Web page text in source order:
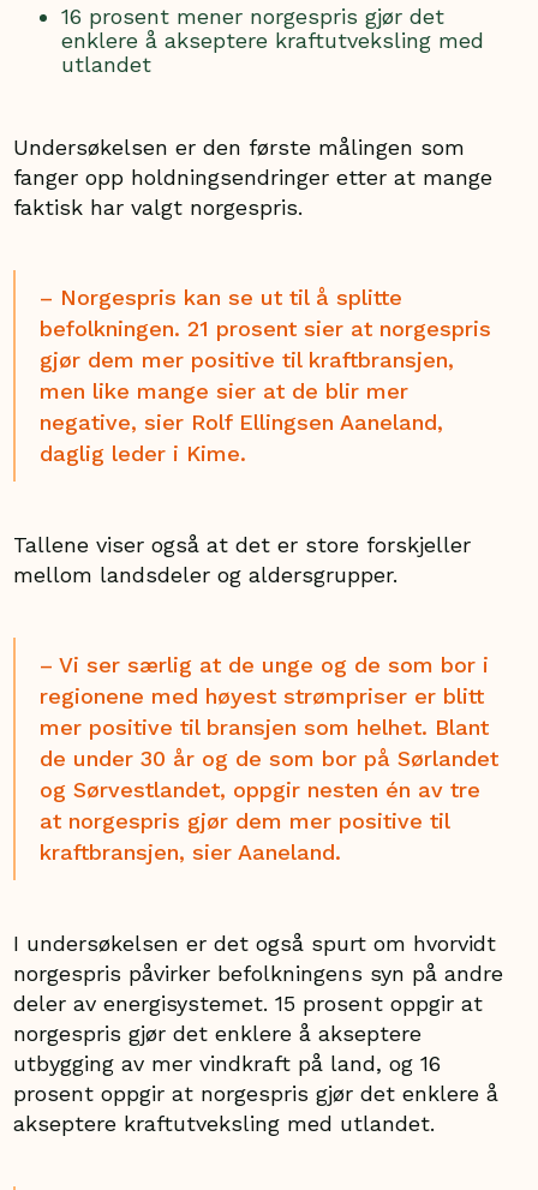
16 prosent mener norgespris gjør det
enklere å akseptere kraftutveksling med
utlandet
Undersøkelsen er den første målingen som
fanger opp holdningsendringer etter at mange
faktisk har valgt norgespris.
– Norgespris kan se ut til å splitte
befolkningen. 21 prosent sier at norgespris
gjør dem mer positive til kraftbransjen,
men like mange sier at de blir mer
negative, sier Rolf Ellingsen Aaneland,
daglig leder i Kime.
Tallene viser også at det er store forskjeller
mellom landsdeler og aldersgrupper.
– Vi ser særlig at de unge og de som bor i
regionene med høyest strømpriser er blitt
mer positive til bransjen som helhet. Blant
de under 30 år og de som bor på Sørlandet
og Sørvestlandet, oppgir nesten én av tre
at norgespris gjør dem mer positive til
kraftbransjen, sier Aaneland.
I undersøkelsen er det også spurt om hvorvidt
norgespris påvirker befolkningens syn på andre
deler av energisystemet. 15 prosent oppgir at
norgespris gjør det enklere å akseptere
utbygging av mer vindkraft på land, og 16
prosent oppgir at norgespris gjør det enklere å
akseptere kraftutveksling med utlandet.